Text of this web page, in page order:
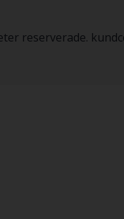
reserverade.